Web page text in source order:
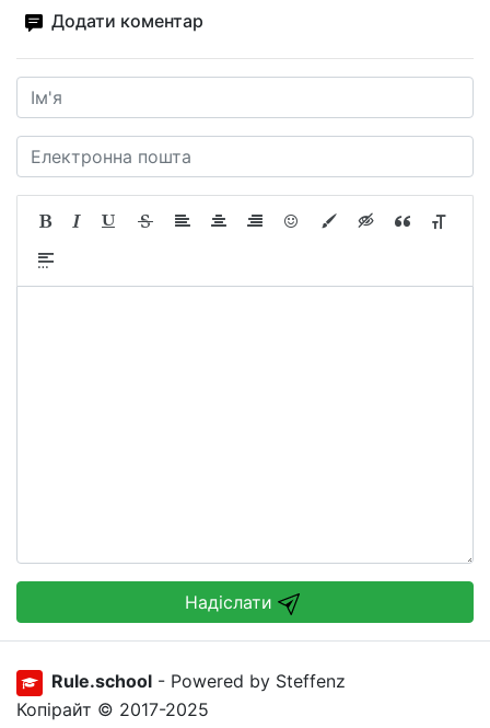
Додати коментар
Надіслати
Rule.school - Powered by Steffenz
Копірайт © 2017-2025